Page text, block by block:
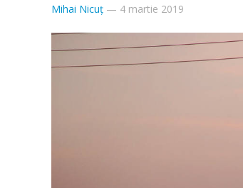
Mihai Nicuț — 4 martie 2019